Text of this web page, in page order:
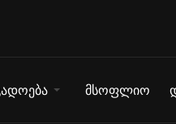
მსოფლიო